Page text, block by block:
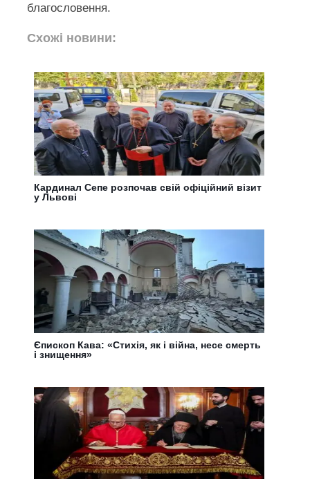
благословення.
Схожі новини:
Кардинал Сепе розпочав свій офіційний візит
у Львові
Єпископ Кава: «Стихія, як і війна, несе смерть
і знищення»